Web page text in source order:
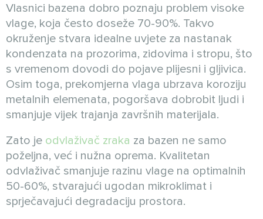
Vlasnici bazena dobro poznaju problem visoke
vlage, koja često doseže 70-90%. Takvo
okruženje stvara idealne uvjete za nastanak
kondenzata na prozorima, zidovima i stropu, što
s vremenom dovodi do pojave plijesni i gljivica.
Osim toga, prekomjerna vlaga ubrzava koroziju
metalnih elemenata, pogoršava dobrobit ljudi i
smanjuje vijek trajanja završnih materijala.
Zato je odvlaživač zraka za bazen ne samo
poželjna, već i nužna oprema. Kvalitetan
odvlaživač smanjuje razinu vlage na optimalnih
50-60%, stvarajući ugodan mikroklimat i
sprječavajući degradaciju prostora.